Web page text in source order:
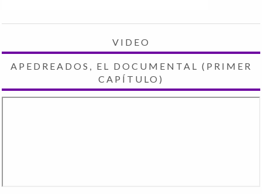
VIDEO
APEDREADOS, EL DOCUMENTAL (PRIMER
CAPÍTULO)